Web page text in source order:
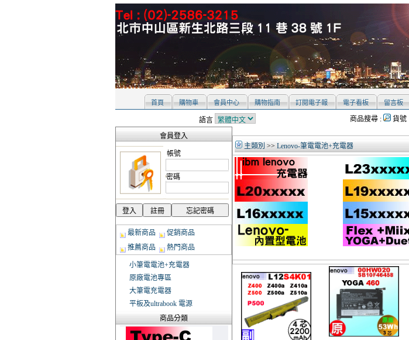
首頁 購物車 會員中心 購物指南 訂閱電子報 電子看板 留言板
語言 商品搜尋 : 貨號
會員登入
帳號
密碼
最新商品
促銷商品
推薦商品
熱門商品
小筆電電池+充電器
原廠電池專區
大筆電充電器
平板及ultrabook 電源
商品分類
主類別 >> Lenovo-筆電電池+充電器